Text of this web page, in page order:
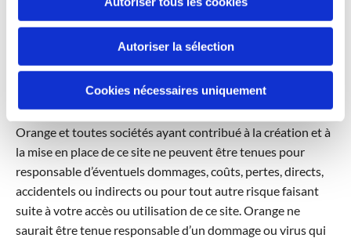
Autoriser la sélection
Cookies nécessaires uniquement
éléments de ce site ne peuvent être vendus ou
commercialisés dans un but lucratif.
5/ Responsabilité
Orange et toutes sociétés ayant contribué à la création et à
la mise en place de ce site ne peuvent être tenues pour
responsable d’éventuels dommages, coûts, pertes, directs,
accidentels ou indirects ou pour tout autre risque faisant
suite à votre accès ou utilisation de ce site. Orange ne
saurait être tenue responsable d’un dommage ou virus qui